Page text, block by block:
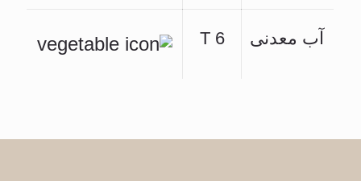
آب معدنی 6 T